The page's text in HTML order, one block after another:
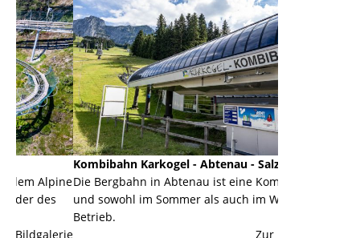
Kombibahn Karkogel - Abtenau - Salzburg
Die Bergbahn in Abtenau ist eine Kombibahn
und sowohl im Sommer als auch im Winter in
Zur Bildgalerie